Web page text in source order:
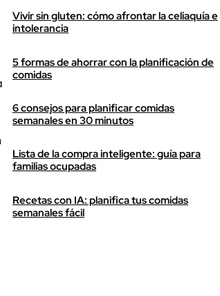
Vivir sin gluten: cómo afrontar la celiaquía e
intolerancia
5 formas de ahorrar con la planificación de
comidas
6 consejos para planificar comidas
semanales en 30 minutos
Lista de la compra inteligente: guía para
familias ocupadas
Recetas con IA: planifica tus comidas
semanales fácil